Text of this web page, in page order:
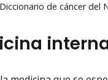
Diccionario de cáncer del